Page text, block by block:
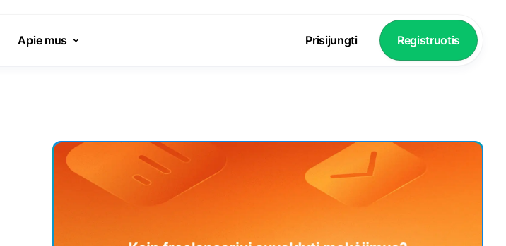
Apie mus Prisijungti Registruotis